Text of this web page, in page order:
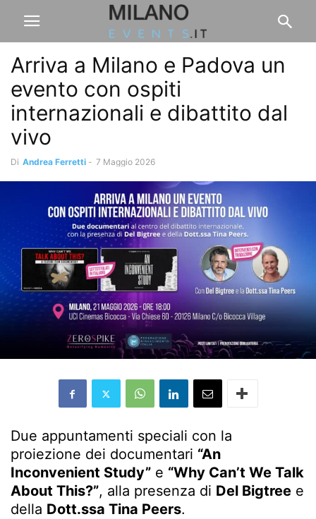
Arriva a Milano e Padova un
evento con ospiti
internazionali e dibattito dal
vivo
Di Andrea Ferretti - 7 Maggio 2026
Due appuntamenti speciali con la
proiezione dei documentari “An
Inconvenient Study” e “Why Can’t We Talk
About This?”, alla presenza di Del Bigtree e
della Dott.ssa Tina Peers.